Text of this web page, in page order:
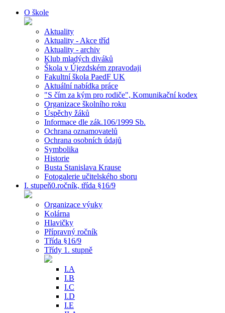
O škole
Aktuality
Aktuality - Akce tříd
Aktuality - archiv
Klub mladých diváků
Škola v Újezdském zpravodaji
Fakultní škola PaedF UK
Aktuální nabídka práce
"S čím za kým pro rodiče", Komunikační kodex
Organizace školního roku
Úspěchy žáků
Informace dle zák.106/1999 Sb.
Ochrana oznamovatelů
Ochrana osobních údajů
Symbolika
Historie
Busta Stanislava Krause
Fotogalerie učitelského sboru
I. stupeň0.ročník, třída §16/9
Organizace výuky
Kolárna
Hlavičky
Přípravný ročník
Třída §16/9
Třídy 1. stupně
I.A
I.B
I.C
I.D
I.E